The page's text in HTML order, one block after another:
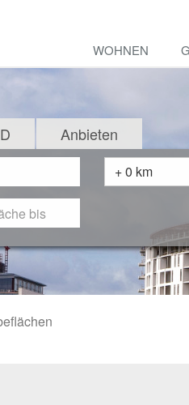
WOHNEN
Anbieten
+ 0 km